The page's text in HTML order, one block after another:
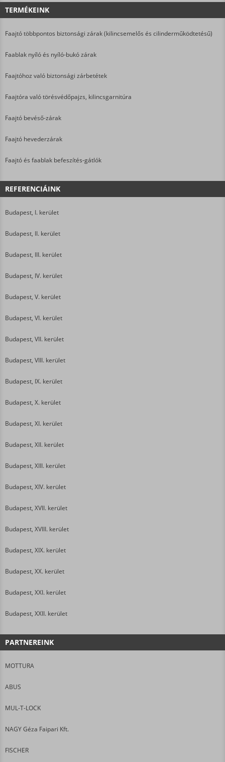
TERMÉKEINK
Faajtó többpontos biztonsági zárak (kilincsemelős és cilinderműködtetésű)
Faablak nyíló és nyíló-bukó zárak
Faajtóhoz való biztonsági zárbetétek
Faajtóra való törésvédőpajzs, kilincsgarnitúra
Faajtó bevéső-zárak
Faajtó hevederzárak
Faajtó és faablak befeszítés-gátlók
REFERENCIÁINK
Budapest, I. kerület
Budapest, II. kerület
Budapest, III. kerület
Budapest, IV. kerület
Budapest, V. kerület
Budapest, VI. kerület
Budapest, VII. kerület
Budapest, VIII. kerület
Budapest, IX. kerület
Budapest, X. kerület
Budapest, XI. kerület
Budapest, XII. kerület
Budapest, XIII. kerület
Budapest, XIV. kerület
Budapest, XVII. kerület
Budapest, XVIII. kerület
Budapest, XIX. kerület
Budapest, XX. kerület
Budapest, XXI. kerület
Budapest, XXII. kerület
PARTNEREINK
MOTTURA
ABUS
MUL-T-LOCK
NAGY Géza Faipari Kft.
FISCHER